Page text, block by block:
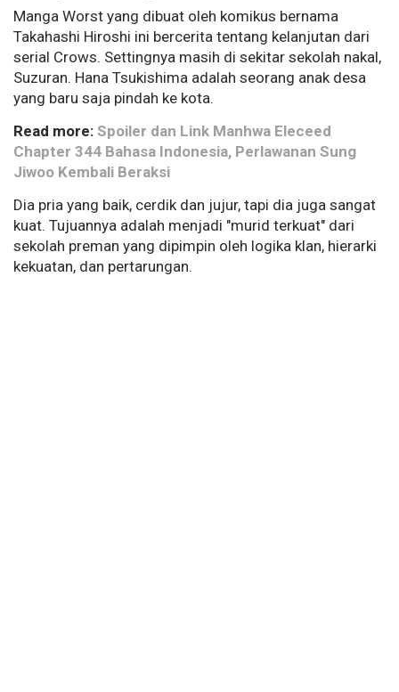
Manga Worst yang dibuat oleh komikus bernama
Takahashi Hiroshi ini bercerita tentang kelanjutan dari
serial Crows. Settingnya masih di sekitar sekolah nakal,
Suzuran. Hana Tsukishima adalah seorang anak desa
yang baru saja pindah ke kota.
Read more: Spoiler dan Link Manhwa Eleceed
Chapter 344 Bahasa Indonesia, Perlawanan Sung
Jiwoo Kembali Beraksi
Dia pria yang baik, cerdik dan jujur, tapi dia juga sangat
kuat. Tujuannya adalah menjadi "murid terkuat" dari
sekolah preman yang dipimpin oleh logika klan, hierarki
kekuatan, dan pertarungan.